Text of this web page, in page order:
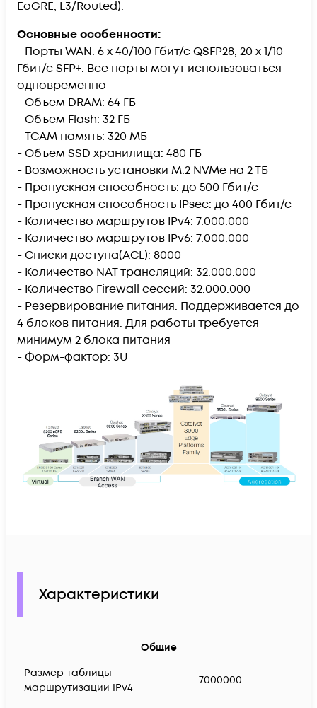
EoGRE, L3/Routed).
Основные особенности:
- Порты WAN: 6 x 40/100 Гбит/с QSFP28, 20 x 1/10
Гбит/с SFP+. Все порты могут использоваться
одновременно
- Объем DRAM: 64 ГБ
- Объем Flash: 32 ГБ
- TCAM память: 320 МБ
- Объем SSD хранилища: 480 ГБ
- Возможность установки M.2 NVMe на 2 ТБ
- Пропускная способность: до 500 Гбит/с
- Пропускная способность IPsec: до 400 Гбит/с
- Количество маршрутов IPv4: 7.000.000
- Количество маршрутов IPv6: 7.000.000
- Списки доступа(ACL): 8000
- Количество NAT трансляций: 32.000.000
- Количество Firewall сессий: 32.000.000
- Резервирование питания. Поддерживается до
4 блоков питания. Для работы требуется
минимум 2 блока питания
- Форм-фактор: 3U
Характеристики
Общие
Размер таблицы
маршрутизации IPv4
7000000